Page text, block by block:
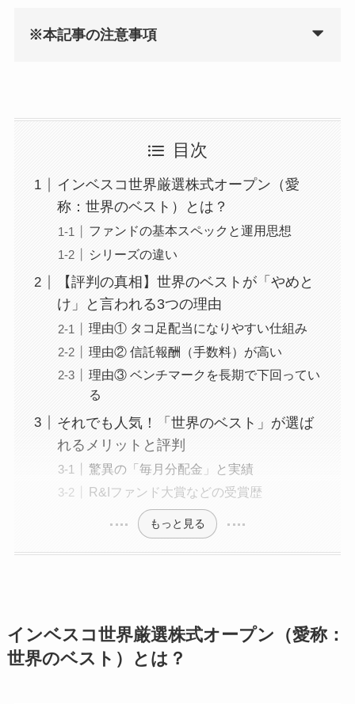
※本記事の注意事項
目次
インベスコ世界厳選株式オープン（愛
称：世界のベスト）とは？
ファンドの基本スペックと運用思想
シリーズの違い
【評判の真相】世界のベストが「やめと
け」と言われる3つの理由
理由① タコ足配当になりやすい仕組み
理由② 信託報酬（手数料）が高い
理由③ ベンチマークを長期で下回ってい
る
それでも人気！「世界のベスト」が選ば
れるメリットと評判
驚異の「毎月分配金」と実績
R&Iファンド大賞などの受賞歴
もっと見る
インベスコ世界厳選株式オープン（愛称：
世界のベスト）とは？